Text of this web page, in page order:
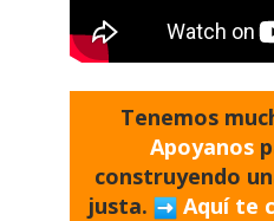
Tenemos
Apoyanos
construyendo
justa.
Aquí te